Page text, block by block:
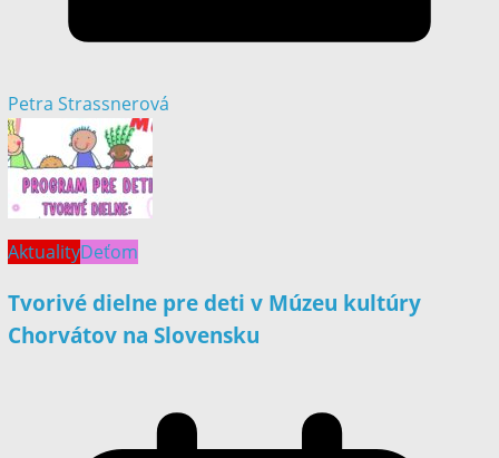
Petra Strassnerová
AktualityDeťom
Tvorivé dielne pre deti v Múzeu kultúry
Chorvátov na Slovensku